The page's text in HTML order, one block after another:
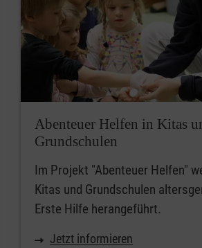
Abenteuer Helfen in Kitas
Grundschulen
Im Projekt "Abenteuer Helfen"
Kitas und Grundschulen
Erste Hilfe herangeführt.
Jetzt informieren